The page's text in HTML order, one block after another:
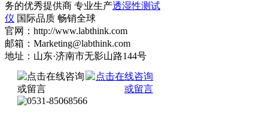
务的优秀提供商 专业生产透湿性测试
仪 国际品质 畅销全球
官网：http://www.labthink.com
邮箱：Marketing@labthink.com
地址：山东·济南市无影山路144号